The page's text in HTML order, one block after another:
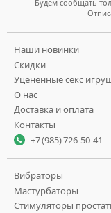
Будем сообщать
Наши новинки
Скидки
Уцененные секс
О нас
Доставка и оплата
Контакты
+7 (985) 726-50-41
Вибраторы
Мастурбаторы
Стимуляторы